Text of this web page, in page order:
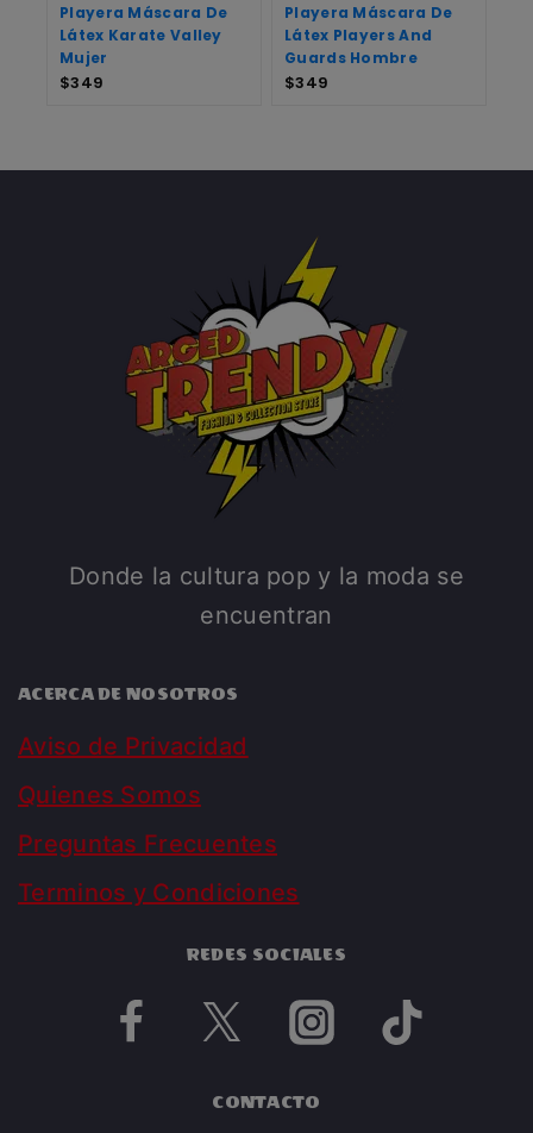
Playera Máscara De
Látex Karate Valley
Mujer
$349
Playera Máscara De
Látex Players And
Guards Hombre
$349
Donde la cultura pop y la moda se
encuentran
ACERCA DE NOSOTROS
Aviso de Privacidad
Quienes Somos
Preguntas Frecuentes
Terminos y Condiciones
REDES SOCIALES
CONTACTO